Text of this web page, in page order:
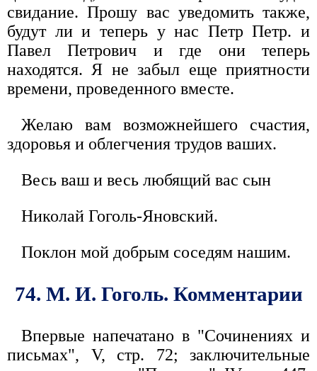
свидание. Прошу вас уведомить также,
будут ли и теперь у нас Петр Петр. и
Павел Петрович и где они теперь
находятся. Я не забыл еще приятности
времени, проведенного вместе.
Желаю вам возможнейшего счастия,
здоровья и облегчения трудов ваших.
Весь ваш и весь любящий вас сын
Николай Гоголь-Яновский.
Поклон мой добрым соседям нашим.
74. М. И. Гоголь. Комментарии
Впервые напечатано в "Сочинениях и
письмах", V, стр. 72; заключительные